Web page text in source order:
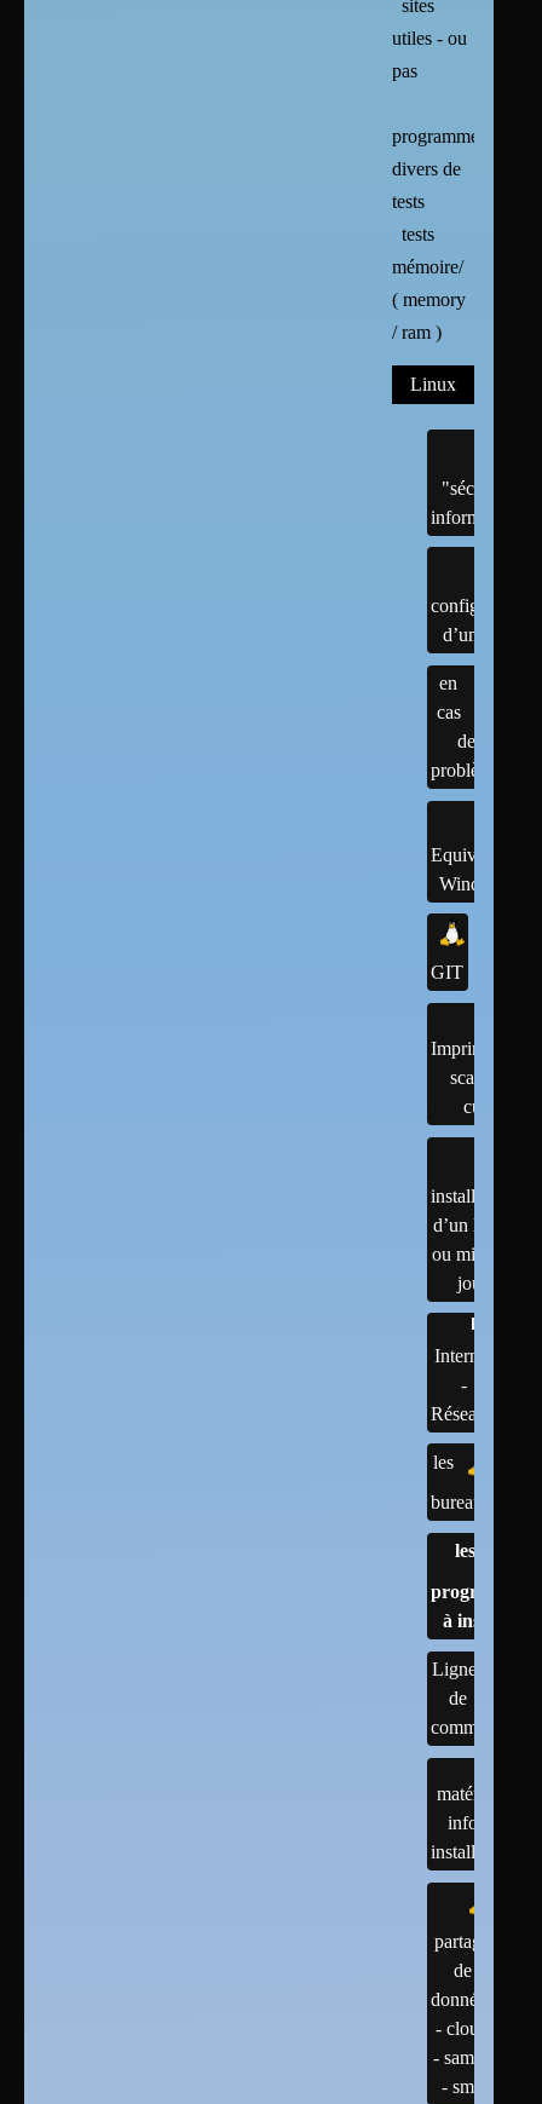
sites
utiles - ou
pas
programmes
divers de
tests
tests
mémoire/
( memory
/ ram )
Linux
"sécurité"
informatique
configuration
d’un linux
en
cas
de
problème
Equivalents
Windows
GIT
Imprimantes,
scanner,
cups
installation
d’un linux
ou mises à
jour
Internet
-
Réseaux
les
bureaux
les
programmes
à installer
Lignes
de
commandes
matériels :
infos et
installations
partage
de
données
- cloud
- samba
- smb